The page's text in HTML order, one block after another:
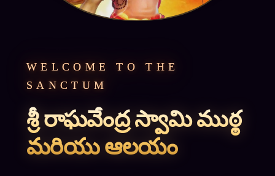
WELCOME TO THE
SANCTUM
శ్రీ రాఘవేంద్ర స్వామి ముఠ్ఠ
మరియు ఆలయం